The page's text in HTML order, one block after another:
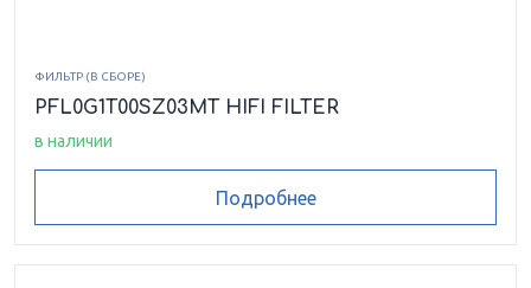
ФИЛЬТР (В СБОРЕ)
PFL0G1T00SZ03MT HIFI FILTER
в наличии
Подробнее